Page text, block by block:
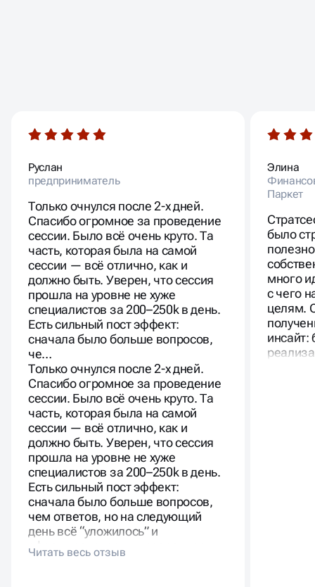
Руслан
предприниматель
Только очнулся после 2-х дней.
Спасибо огромное за проведение
сессии. Было всё очень круто. Та
часть, которая была на самой
сессии — всё отлично, как и
должно быть. Уверен, что сессия
прошла на уровне не хуже
специалистов за 200–250k в день.
Есть сильный пост эффект:
сначала было больше вопросов,
че…
Только очнулся после 2-х дней.
Спасибо огромное за проведение
сессии. Было всё очень круто. Та
часть, которая была на самой
сессии — всё отлично, как и
должно быть. Уверен, что сессия
прошла на уровне не хуже
специалистов за 200–250k в день.
Есть сильный пост эффект:
сначала было больше вопросов,
чем ответов, но на следующий
день всё “уложилось” и
сформировалось в прозрачное
видение.
Элина
Паркет
было
много
с чего
целям.
инсайт: